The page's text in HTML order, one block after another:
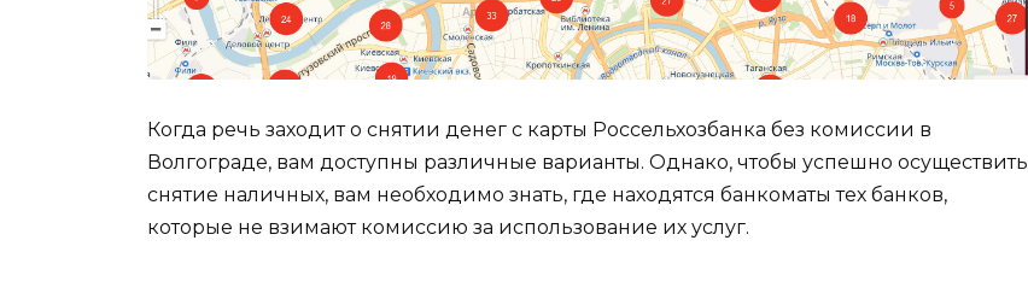
Когда речь заходит о снятии денег с карты Россельхозбанка без комиссии в
Волгограде, вам доступны различные варианты. Однако, чтобы успешно осуществить
снятие наличных, вам необходимо знать, где находятся банкоматы тех банков,
которые не взимают комиссию за использование их услуг.